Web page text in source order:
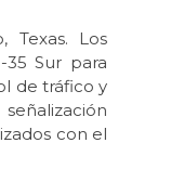
Texas. Los
Sur para
de tráfico y
con el